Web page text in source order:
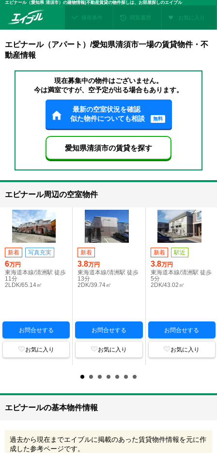
エピナール（愛知県 清須市）の建物情報|不動産賃貸の物件探しは、お部屋探しのエイブル
保存条件 閲覧履歴 お気に入り
エピナール（アパート）/愛知県清須市一場の賃貸物件・不
動産情報
現在募集中の物件はございません。
今は満室ですが、空予定が出る場合もあります。
最新の空室状況を確認
似た物件についても相談
無料
愛知県清須市の賃貸を探す
エピナール周辺の空室物件
新着 写真充実
6万円
東海道本線/清洲駅 徒歩
11分
2LDK/65.14㎡
お問合せする
お気に入り
新着
3.8万円
東海道本線/清洲駅 徒歩
13分
2DK/39.74㎡
お問合せする
お気に入り
新着 駅近
3.8万円
東海道本線/清洲駅 徒歩
5分
2DK/43.02㎡
お問合せする
お気に入り
エピナールの基本物件情報
過去から現在までエイブルに掲載のあった賃貸物件情報を元に作
成した参考ページです。